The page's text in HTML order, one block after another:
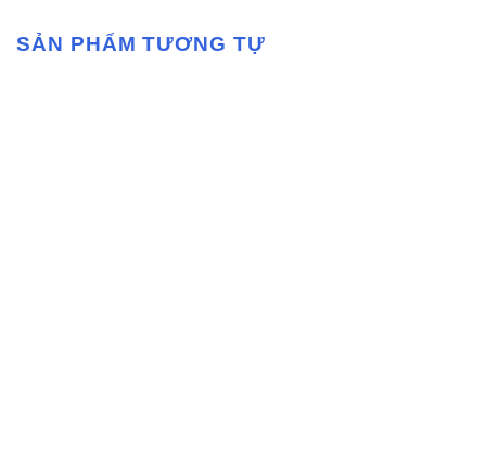
SẢN PHẨM TƯƠNG TỰ